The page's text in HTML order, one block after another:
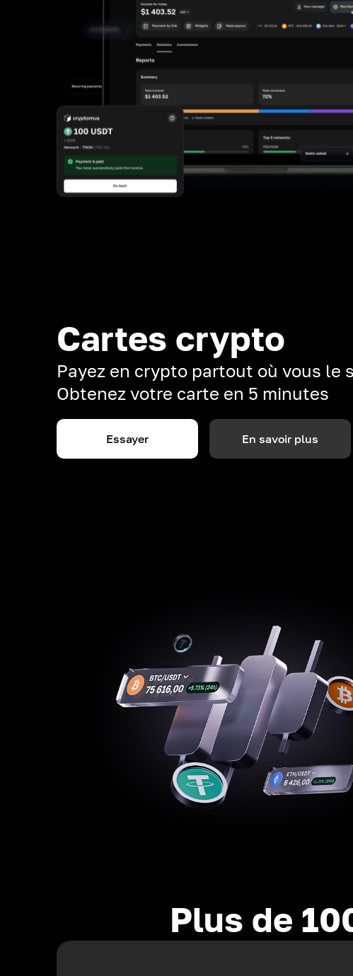
Cartes crypto
Payez en crypto partout où vous le
Obtenez votre carte en 5 minutes
Essayer En savoir plus
Plus de